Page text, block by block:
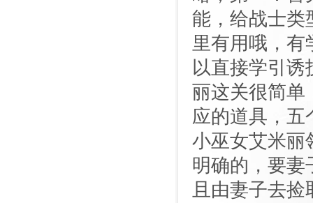
能，给战士类
里有用哦，
以直接学引诱
丽这关很简单
应的道具，五
小巫女艾米丽
明确的，要妻
且由妻子去